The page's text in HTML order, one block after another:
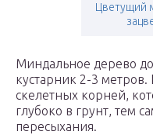
Цветущий
Миндальное дерево
кустарник 2-3
скелетных корней,
глубоко в грунт, тем
пересыхания.